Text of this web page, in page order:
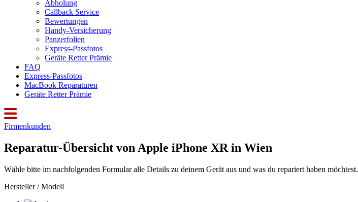
Abholung
Callback Service
Bewertungen
Handy-Versicherung
Panzerfolien
Express-Passfotos
Geräte Retter Prämie
FAQ
Express-Passfotos
MacBook Reparaturen
Geräte Retter Prämie
Firmenkunden
Reparatur-Übersicht von Apple iPhone XR in Wien
Wähle bitte im nachfolgenden Formular alle Details zu deinem Gerät aus und was du repariert haben möchtest.
Hersteller / Modell